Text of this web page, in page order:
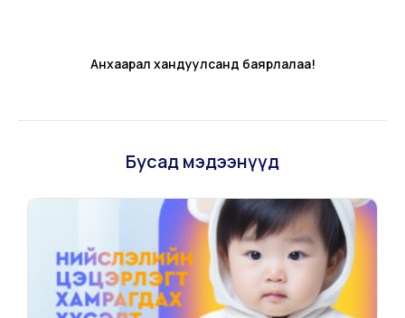
Анхаарал хандуулсанд баярлалаа!
Бусад мэдээнүүд